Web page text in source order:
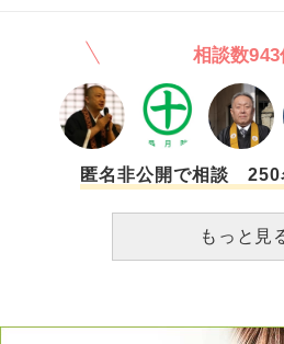
しているのでしょうか？
ように春になりLINEが来ました。 私は「年賀状が来たとか
来ないとか新年から一喜一憂する
く距離を置きたい」とLINEで返信
なたが誤解をしている、誤解よ！
った」設定にされました…。 エネルギーが吸い取られるだ
けなので悔しいまま「サヨナラ」
が切れて良かった」「他の友人に
損だ」等 アドバイスを頂きました。 一斉に年賀状が来
すが）ズルいやり方に心底腹が立
相談数943
匿名非公開で相談 250
もっと見